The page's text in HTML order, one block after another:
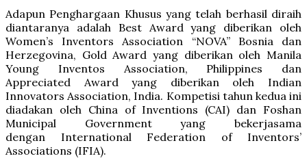
Adapun Penghargaan Khusus yang telah berhasil diraih
diantaranya adalah Best Award yang diberikan oleh
Women’s Inventors Association “NOVA” Bosnia dan
Herzegovina, Gold Award yang diberikan oleh Manila
Young Inventos Association, Philippines dan
Appreciated Award yang diberikan oleh Indian
Innovators Association, India. Kompetisi tahun kedua ini
diadakan oleh China of Inventions (CAI) dan Foshan
Municipal Government yang bekerjasama
dengan International Federation of Inventors’
Associations (IFIA).